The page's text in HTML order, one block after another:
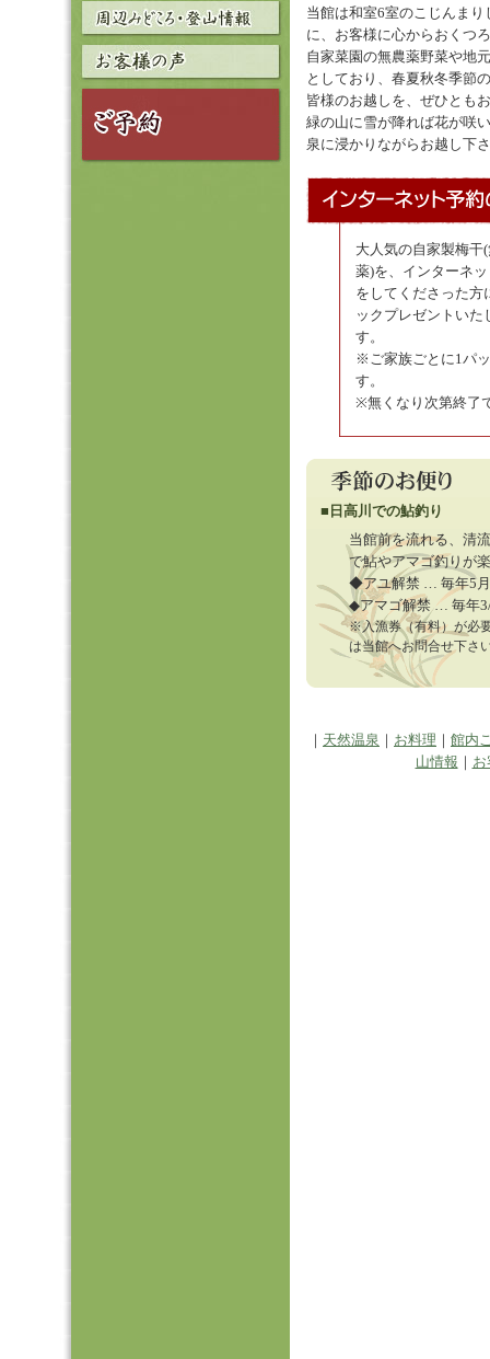
当館は和室6室のこじんま
に、お客様に心からおくつ
自家菜園の無農薬野菜や地
としており、春夏秋冬季節
皆様のお越しを、ぜひとも
緑の山に雪が降れば花が咲
泉に浸かりながらお越し下
大人気の自家製梅干
薬)を、インターネ
をしてくださった方
ックプレゼントいた
す。
※ご家族ごとに1パ
す。
※無くなり次第終了
■日高川での鮎釣り
当館前を流れる、清
で鮎やアマゴ釣りが
◆アユ解禁 … 毎年5
◆アマゴ解禁 … 毎年
※入漁券（有料）が必
は当館へお問合せ下さ
｜ 天然温泉 ｜ お料理 ｜ 館内
山情報 ｜